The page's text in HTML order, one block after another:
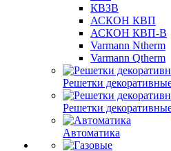
КВЗВ
АСКОН КВП
АСКОН КВП-В
Varmann Ntherm
Varmann Qtherm
Решетки
Решетки
Автоматика